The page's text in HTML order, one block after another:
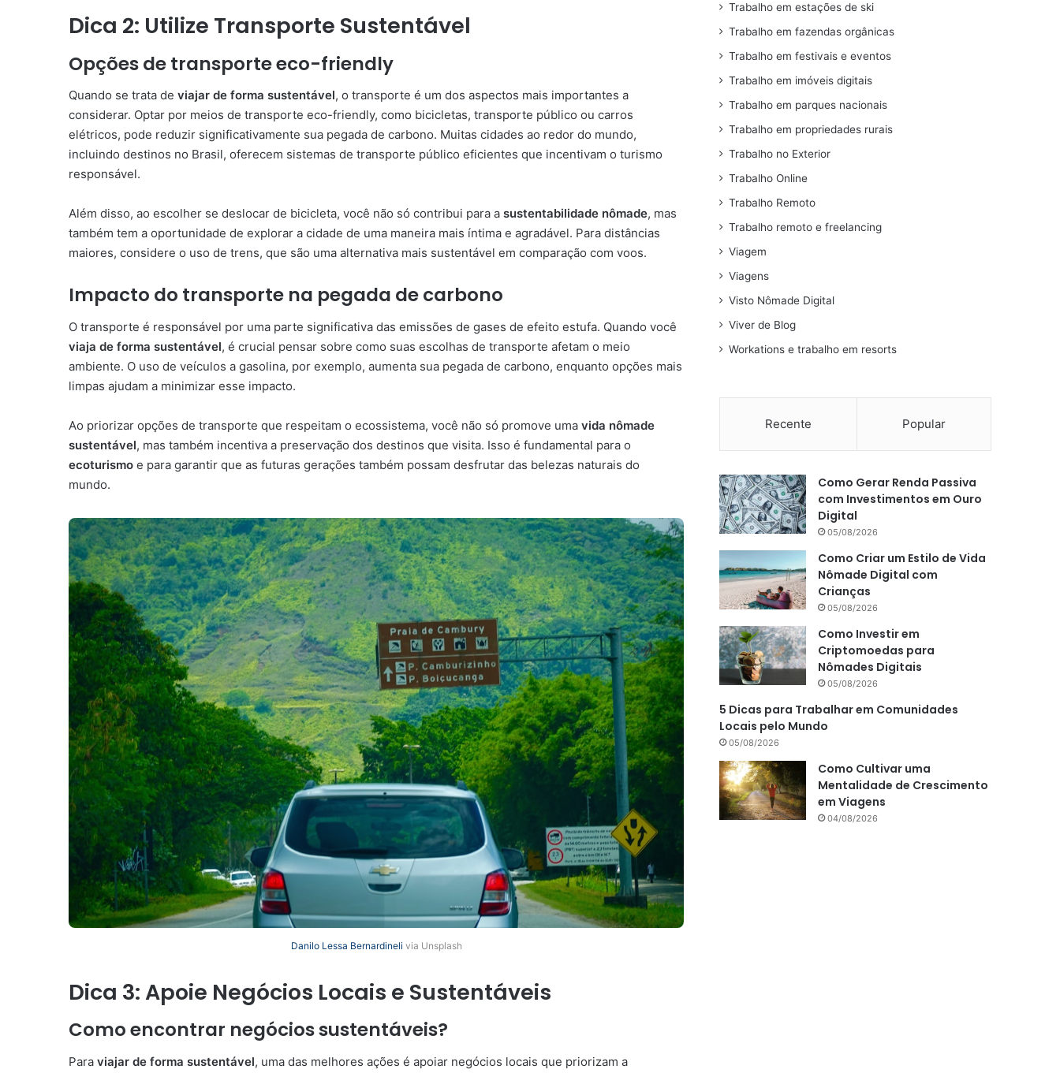
Dica 2: Utilize Transporte Sustentável
Opções de transporte eco-friendly
Quando se trata de viajar de forma sustentável, o transporte é um dos aspectos mais importantes a
considerar. Optar por meios de transporte eco-friendly, como bicicletas, transporte público ou carros
elétricos, pode reduzir significativamente sua pegada de carbono. Muitas cidades ao redor do mundo,
incluindo destinos no Brasil, oferecem sistemas de transporte público eficientes que incentivam o turismo
responsável.
Além disso, ao escolher se deslocar de bicicleta, você não só contribui para a sustentabilidade nômade, mas
também tem a oportunidade de explorar a cidade de uma maneira mais íntima e agradável. Para distâncias
maiores, considere o uso de trens, que são uma alternativa mais sustentável em comparação com voos.
Impacto do transporte na pegada de carbono
O transporte é responsável por uma parte significativa das emissões de gases de efeito estufa. Quando você
viaja de forma sustentável, é crucial pensar sobre como suas escolhas de transporte afetam o meio
ambiente. O uso de veículos a gasolina, por exemplo, aumenta sua pegada de carbono, enquanto opções mais
limpas ajudam a minimizar esse impacto.
Ao priorizar opções de transporte que respeitam o ecossistema, você não só promove uma vida nômade
sustentável, mas também incentiva a preservação dos destinos que visita. Isso é fundamental para o
ecoturismo e para garantir que as futuras gerações também possam desfrutar das belezas naturais do
mundo.
Danilo Lessa Bernardineli via Unsplash
Dica 3: Apoie Negócios Locais e Sustentáveis
Como encontrar negócios sustentáveis?
Para viajar de forma sustentável, uma das melhores ações é apoiar negócios locais que priorizam a
Trabalho em estações de ski
Trabalho em fazendas orgânicas
Trabalho em festivais e eventos
Trabalho em imóveis digitais
Trabalho em parques nacionais
Trabalho em propriedades rurais
Trabalho no Exterior
Trabalho Online
Trabalho Remoto
Trabalho remoto e freelancing
Viagem
Viagens
Visto Nômade Digital
Viver de Blog
Workations e trabalho em resorts
Recente Popular
Como Gerar Renda Passiva
com Investimentos em Ouro
Digital
05/08/2026
Como Criar um Estilo de Vida
Nômade Digital com
Crianças
05/08/2026
Como Investir em
Criptomoedas para
Nômades Digitais
05/08/2026
5 Dicas para Trabalhar em Comunidades
Locais pelo Mundo
05/08/2026
Como Cultivar uma
Mentalidade de Crescimento
em Viagens
04/08/2026